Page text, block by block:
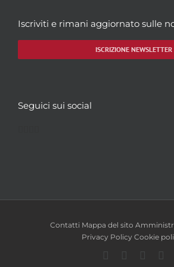
Iscriviti e rimani aggiornato sulle
ISCRIZIONE NEWSLETTER
Seguici sui social
Contatti Mappa del sito
Privacy Policy Cookie
Facebook
Twitter